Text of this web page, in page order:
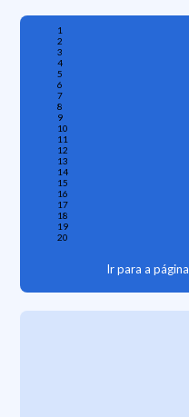
1
2
3
4
5
6
7
8
9
10
11
12
13
14
15
16
17
18
19
20
Ir para a página